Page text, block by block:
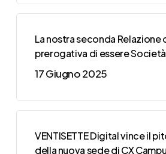
La nostra seconda Relazione
prerogativa di essere
17 Giugno 2025
VENTISETTE Digital vince il
della nuova sede di CX